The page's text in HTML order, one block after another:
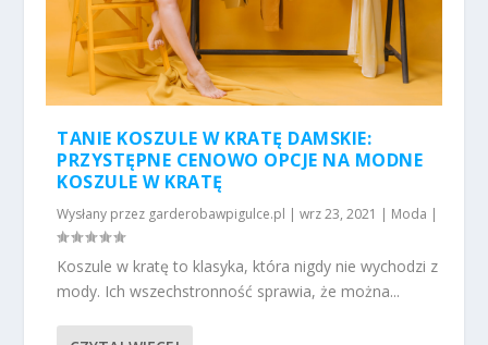
TANIE KOSZULE W KRATĘ DAMSKIE:
PRZYSTĘPNE CENOWO OPCJE NA MODNE
KOSZULE W KRATĘ
Wysłany przez garderobawpigulce.pl |wrz 23, 2021 | Moda |
Koszule w kratę to klasyka, która nigdy nie wychodzi z
mody. Ich wszechstronność sprawia, że można...